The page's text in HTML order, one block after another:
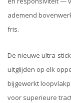
ademend
fris.
De nieuwe ultra-
uitglijden op elk
bijgewerkt
voor superieure